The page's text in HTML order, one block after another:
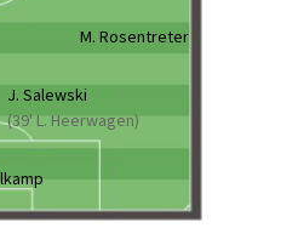
M. Rosentreter
J. Salewski
(39' L. Heerwagen)